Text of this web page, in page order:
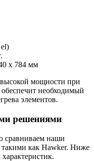
x 784 мм
высокой мощности при
необходимый
элементов.
решениями
сравниваем наши
как Hawker. Ниже